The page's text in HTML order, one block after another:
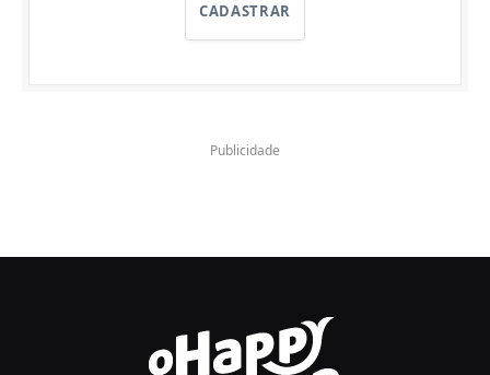
CADASTRAR
Publicidade